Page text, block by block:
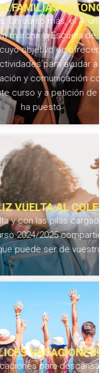
2024)
Ayuntamiento de
de familias, una
a las familias
a mejorar la
con los peques.
de las familias, se
COLE!
Damos la
alguna
vuestro interés.
disfrutar de